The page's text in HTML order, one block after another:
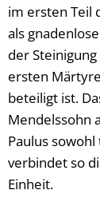
im ersten Teil
als
der
ersten
beteiligt ist.
Mendelssohn
Paulus
verbindet so
Einheit.